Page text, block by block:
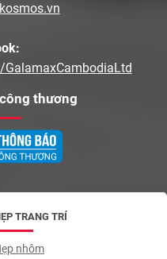
thương
TRANG TRÍ
nhôm